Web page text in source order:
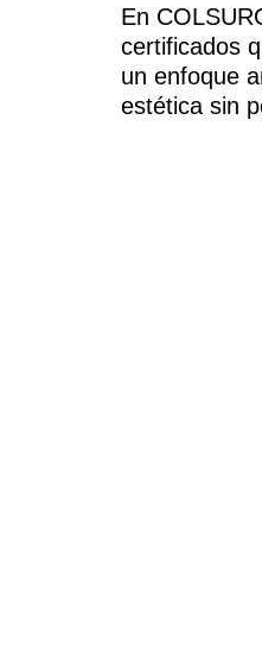
En
certificados
un enfoque
estética sin